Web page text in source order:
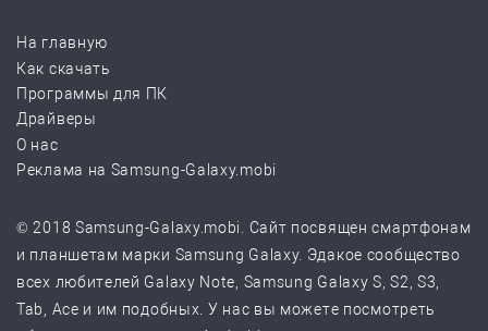
На главную
Как скачать
Программы для ПК
Драйверы
О нас
Реклама на Samsung-Galaxy.mobi
© 2018 Samsung-Galaxy.mobi. Сайт посвящен смартфонам
и планшетам марки Samsung Galaxy. Эдакое сообщество
всех любителей Galaxy Note, Samsung Galaxy S, S2, S3,
Tab, Ace и им подобных. У нас вы можете посмотреть